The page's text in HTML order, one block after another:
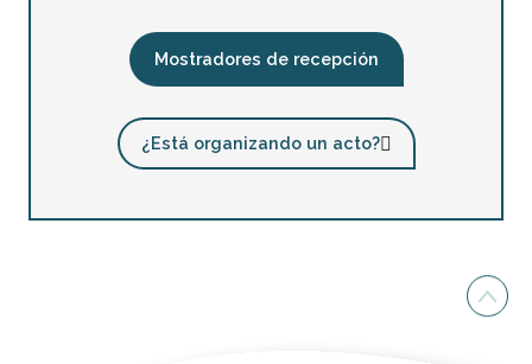
Mostradores de recepción
¿Está organizando un acto?